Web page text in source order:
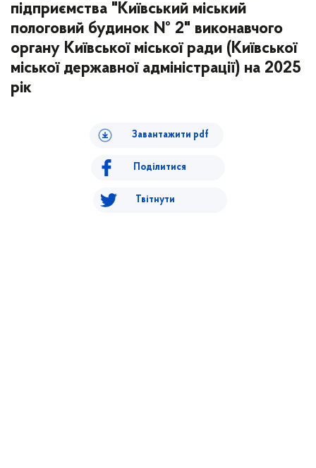
підприємства "Київський міський
пологовий будинок № 2" виконавчого
органу Київської міської ради (Київської
міської державної адміністрації) на 2025
рік
Завантажити pdf
Поділитися
Твітнути